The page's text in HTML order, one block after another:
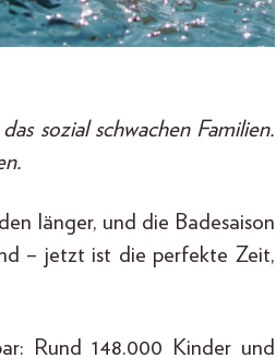
sozial schwachen Familien.
länger, und die Badesaison
– jetzt ist die perfekte Zeit,
Rund 148.000 Kinder und